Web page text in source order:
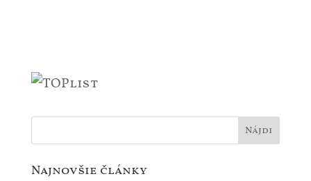
Najnovšie články